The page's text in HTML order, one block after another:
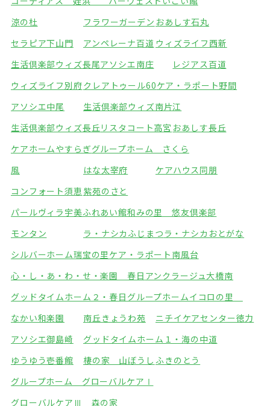
涼の杜
フラワーガーデン おあしす石丸
セラピア下山門
アンペレーナ百道 ウィズライフ西新
生活倶楽部ウィズ長尾アソシエ南庄
レジアス百道
ウィズライフ別府クレアトゥール60ケア・ラポート野間
アソシエ中尾
生活倶楽部ウィズ南片江
生活倶楽部ウィズ長丘リスタコート高宮 おあしす長丘
ケアホームやすらぎグループホーム さくら
風
はな太宰府
ケアハウス同朋
コンフォート須恵 紫苑のさと
パールヴィラ宇美ふれあい館和みの里 悠友倶楽部
モンタン
ラ・ナシカふじまつラ・ナシカおとがな
シルバーホーム瑞宝の里 ケア・ラポート南風台
心・し・あ・わ・せ・楽園 春日 アンクラージュ大橋南
グッドタイムホーム２・春日 グループホームイコロの里
なかい和楽園
南丘きょうわ苑
ニチイケアセンター徳力
アソシエ御島崎
グッドタイムホーム１・海の中道
ゆうゆう壱番館
棲の家 山ぼうし ふきのとう
グループホーム グローバルケアⅠ
グローバルケアⅢ 森の家